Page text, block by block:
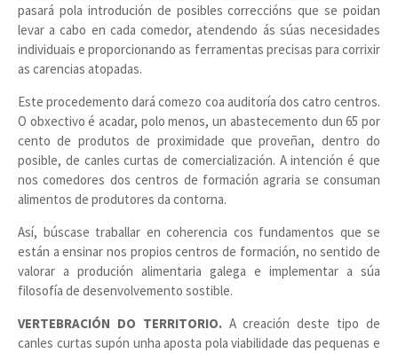
pasará pola introdución de posibles correccións que se poidan
levar a cabo en cada comedor, atendendo ás súas necesidades
individuais e proporcionando as ferramentas precisas para corrixir
as carencias atopadas.
Este procedemento dará comezo coa auditoría dos catro centros.
O obxectivo é acadar, polo menos, un abastecemento dun 65 por
cento de produtos de proximidade que proveñan, dentro do
posible, de canles curtas de comercialización. A intención é que
nos comedores dos centros de formación agraria se consuman
alimentos de produtores da contorna.
Así, búscase traballar en coherencia cos fundamentos que se
están a ensinar nos propios centros de formación, no sentido de
valorar a produción alimentaria galega e implementar a súa
filosofía de desenvolvemento sostible.
VERTEBRACIÓN DO TERRITORIO.A creación deste tipo de
canles curtas supón unha aposta pola viabilidade das pequenas e